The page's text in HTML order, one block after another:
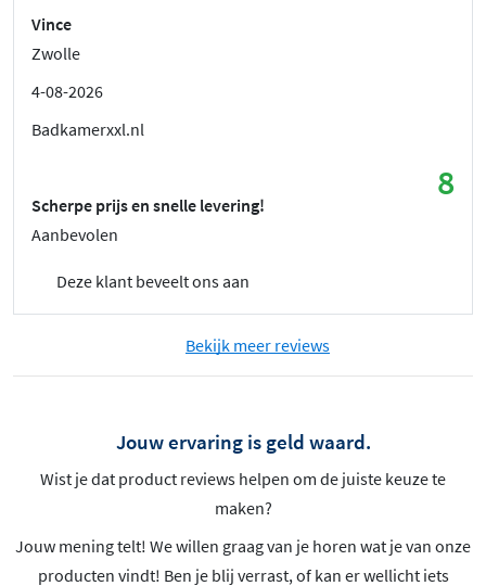
Vince
Zwolle
4-08-2026
Badkamerxxl.nl
8
Scherpe prijs en snelle levering!
Aanbevolen
Deze klant beveelt ons aan
Bekijk meer reviews
Jouw ervaring is geld waard.
Wist je dat product reviews helpen om de juiste keuze te
maken?
Jouw mening telt! We willen graag van je horen wat je van onze
producten vindt! Ben je blij verrast, of kan er wellicht iets